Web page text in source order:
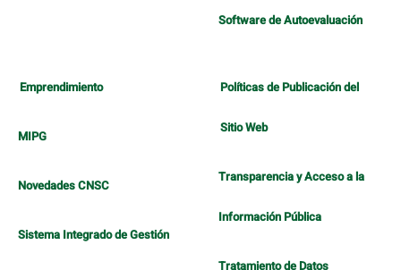
Software de Autoevaluación
Emprendimiento
MIPG
Novedades CNSC
Sistema Integrado de Gestión
Políticas de Publicación del
Sitio Web
Transparencia y Acceso a la
Información Pública
Tratamiento de Datos